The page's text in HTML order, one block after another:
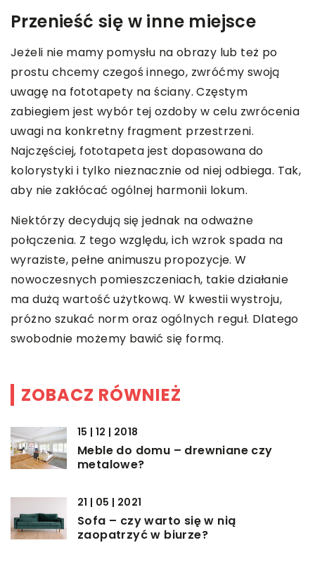
Przenieść się w inne miejsce
Jeżeli nie mamy pomysłu na obrazy lub też po
prostu chcemy czegoś innego, zwróćmy swoją
uwagę na fototapety na ściany. Częstym
zabiegiem jest wybór tej ozdoby w celu zwrócenia
uwagi na konkretny fragment przestrzeni.
Najczęściej, fototapeta jest dopasowana do
kolorystyki i tylko nieznacznie od niej odbiega. Tak,
aby nie zakłócać ogólnej harmonii lokum.
Niektórzy decydują się jednak na odważne
połączenia. Z tego względu, ich wzrok spada na
wyraziste, pełne animuszu propozycje. W
nowoczesnych pomieszczeniach, takie działanie
ma dużą wartość użytkową. W kwestii wystroju,
próżno szukać norm oraz ogólnych reguł. Dlatego
swobodnie możemy bawić się formą.
ZOBACZ RÓWNIEŻ
15 | 12 | 2018
Meble do domu – drewniane czy
metalowe?
21 | 05 | 2021
Sofa – czy warto się w nią
zaopatrzyć w biurze?